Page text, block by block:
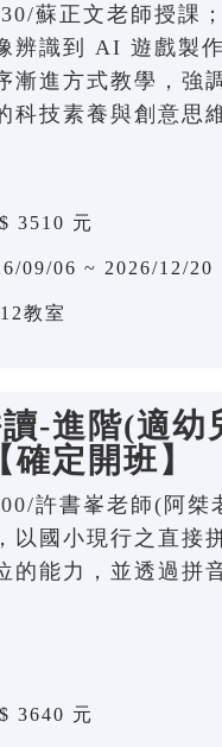
蘇正文老師授課
辨識到 AI 遊戲製
漸進方式教學，強
科技素養與創意思維
3510 元
09/06 ~ 2026/12/20
教室
-進階(適
定開班】
許書峯老師(阿桀
以國小現行之直接
的能力，並透過拼
3640 元